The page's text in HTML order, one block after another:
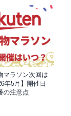
マラソン次回は
年5月】開催日
の注意点